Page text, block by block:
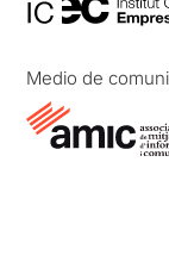
Medio de